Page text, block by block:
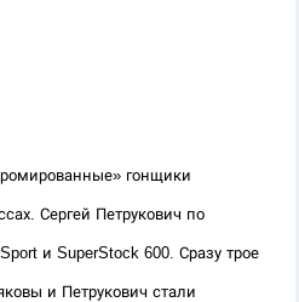
гонщики
Сергей Петрукович по
и SuperStock 600. Сразу трое
и Петрукович стали